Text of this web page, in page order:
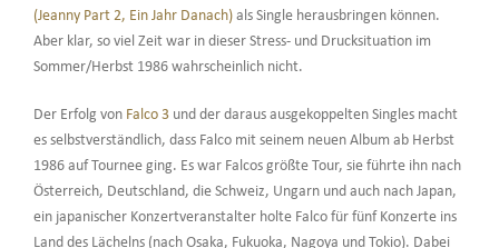
(Jeanny Part 2, Ein Jahr Danach)als Single herausbringen können.
Aber klar, so viel Zeit war in dieser Stress- und Drucksituation im
Sommer/Herbst 1986 wahrscheinlich nicht.
Der Erfolg von Falco 3und der daraus ausgekoppelten Singles macht
es selbstverständlich, dass Falco mit seinem neuen Album ab Herbst
1986 auf Tournee ging. Es war Falcos größte Tour, sie führte ihn nach
Österreich, Deutschland, die Schweiz, Ungarn und auch nach Japan,
ein japanischer Konzertveranstalter holte Falco für fünf Konzerte ins
Land des Lächelns (nach Osaka, Fukuoka, Nagoya und Tokio). Dabei